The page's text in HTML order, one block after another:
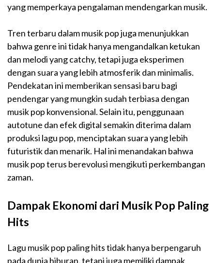
yang memperkaya pengalaman mendengarkan musik.
Tren terbaru dalam musik pop juga menunjukkan
bahwa genre ini tidak hanya mengandalkan ketukan
dan melodi yang catchy, tetapi juga eksperimen
dengan suara yang lebih atmosferik dan minimalis.
Pendekatan ini memberikan sensasi baru bagi
pendengar yang mungkin sudah terbiasa dengan
musik pop konvensional. Selain itu, penggunaan
autotune dan efek digital semakin diterima dalam
produksi lagu pop, menciptakan suara yang lebih
futuristik dan menarik. Hal ini menandakan bahwa
musik pop terus berevolusi mengikuti perkembangan
zaman.
Dampak Ekonomi dari Musik Pop Paling
Hits
Lagu musik pop paling hits tidak hanya berpengaruh
pada dunia hiburan, tetapi juga memiliki dampak